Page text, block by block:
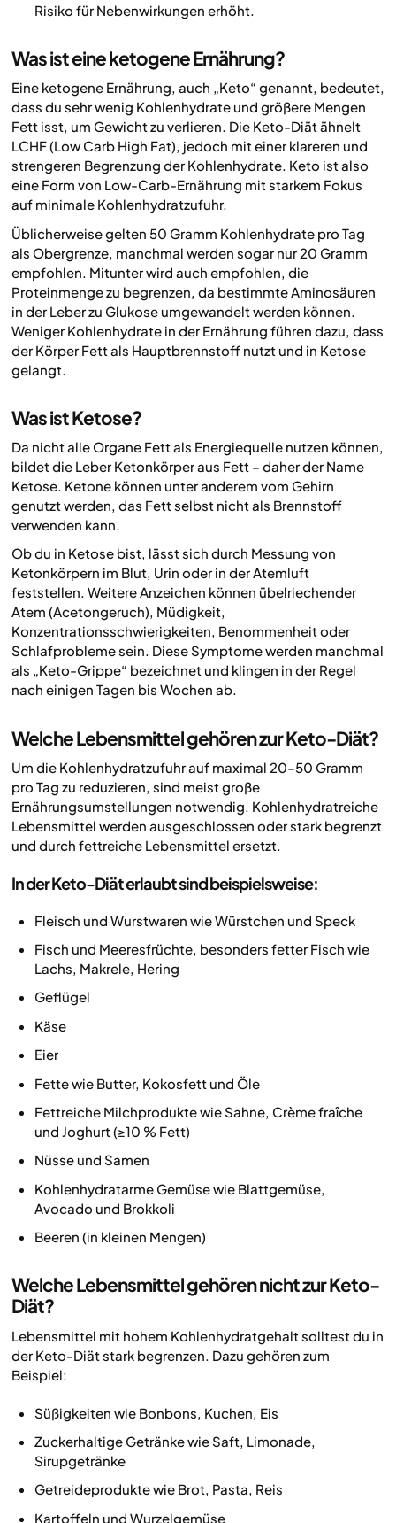
Risiko für Nebenwirkungen erhöht.
Was ist eine ketogene Ernährung?
Eine ketogene Ernährung, auch „Keto“ genannt, bedeutet,
dass du sehr wenig Kohlenhydrate und größere Mengen
Fett isst, um Gewicht zu verlieren. Die Keto-Diät ähnelt
LCHF (Low Carb High Fat), jedoch mit einer klareren und
strengeren Begrenzung der Kohlenhydrate. Keto ist also
eine Form von Low-Carb-Ernährung mit starkem Fokus
auf minimale Kohlenhydratzufuhr.
Üblicherweise gelten 50 Gramm Kohlenhydrate pro Tag
als Obergrenze, manchmal werden sogar nur 20 Gramm
empfohlen. Mitunter wird auch empfohlen, die
Proteinmenge zu begrenzen, da bestimmte Aminosäuren
in der Leber zu Glukose umgewandelt werden können.
Weniger Kohlenhydrate in der Ernährung führen dazu, dass
der Körper Fett als Hauptbrennstoff nutzt und in Ketose
gelangt.
Was ist Ketose?
Da nicht alle Organe Fett als Energiequelle nutzen können,
bildet die Leber Ketonkörper aus Fett – daher der Name
Ketose. Ketone können unter anderem vom Gehirn
genutzt werden, das Fett selbst nicht als Brennstoff
verwenden kann.
Ob du in Ketose bist, lässt sich durch Messung von
Ketonkörpern im Blut, Urin oder in der Atemluft
feststellen. Weitere Anzeichen können übelriechender
Atem (Acetongeruch), Müdigkeit,
Konzentrationsschwierigkeiten, Benommenheit oder
Schlafprobleme sein. Diese Symptome werden manchmal
als „Keto-Grippe“ bezeichnet und klingen in der Regel
nach einigen Tagen bis Wochen ab.
Welche Lebensmittel gehören zur Keto-Diät?
Um die Kohlenhydratzufuhr auf maximal 20–50 Gramm
pro Tag zu reduzieren, sind meist große
Ernährungsumstellungen notwendig. Kohlenhydratreiche
Lebensmittel werden ausgeschlossen oder stark begrenzt
und durch fettreiche Lebensmittel ersetzt.
In der Keto-Diät erlaubt sind beispielsweise:
Fleisch und Wurstwaren wie Würstchen und Speck
Fisch und Meeresfrüchte, besonders fetter Fisch wie
Lachs, Makrele, Hering
Geflügel
Käse
Eier
Fette wie Butter, Kokosfett und Öle
Fettreiche Milchprodukte wie Sahne, Crème fraîche
und Joghurt (≥10 % Fett)
Nüsse und Samen
Kohlenhydratarme Gemüse wie Blattgemüse,
Avocado und Brokkoli
Beeren (in kleinen Mengen)
Welche Lebensmittel gehören nicht zur Keto-
Diät?
Lebensmittel mit hohem Kohlenhydratgehalt solltest du in
der Keto-Diät stark begrenzen. Dazu gehören zum
Beispiel:
Süßigkeiten wie Bonbons, Kuchen, Eis
Zuckerhaltige Getränke wie Saft, Limonade,
Sirupgetränke
Getreideprodukte wie Brot, Pasta, Reis
Kartoffeln und Wurzelgemüse